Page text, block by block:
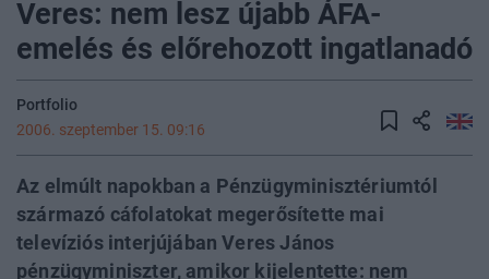
Veres: nem lesz újabb ÁFA-
emelés és előrehozott ingatlanadó
Portfolio
2006. szeptember 15. 09:16
Az elmúlt napokban a Pénzügyminisztériumtól
származó cáfolatokat megerősítette mai
televíziós interjújában Veres János
pénzügyminiszter, amikor kijelentette: nem